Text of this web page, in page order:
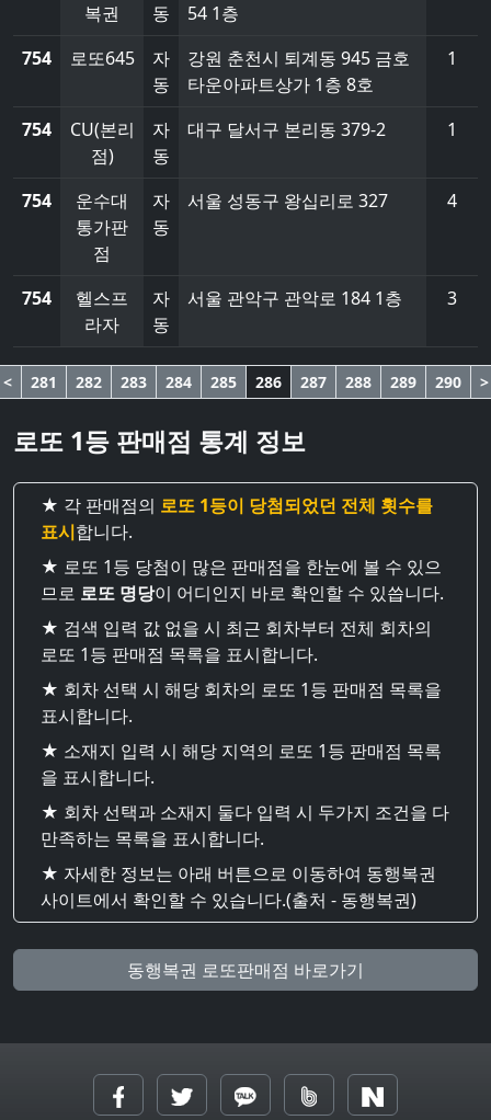
복권
동
54 1층
754 로또645
자
동
강원 춘천시 퇴계동 945 금호
타운아파트상가 1층 8호
1
754
CU(본리
점)
자
동
대구 달서구 본리동 379-2 1
754
운수대
통가판
점
자
동
서울 성동구 왕십리로 327 4
754
헬스프
라자
자
동
서울 관악구 관악로 184 1층 3
< 281 282 283 284 285 286 287 288 289 290 >
로또 1등 판매점 통계 정보
★ 각 판매점의 로또 1등이 당첨되었던 전체 횟수를
표시합니다.
★ 로또 1등 당첨이 많은 판매점을 한눈에 볼 수 있으
므로 로또 명당이 어디인지 바로 확인할 수 있씁니다.
★ 검색 입력 값 없을 시 최근 회차부터 전체 회차의
로또 1등 판매점 목록을 표시합니다.
★ 회차 선택 시 해당 회차의 로또 1등 판매점 목록을
표시합니다.
★ 소재지 입력 시 해당 지역의 로또 1등 판매점 목록
을 표시합니다.
★ 회차 선택과 소재지 둘다 입력 시 두가지 조건을 다
만족하는 목록을 표시합니다.
★ 자세한 정보는 아래 버튼으로 이동하여 동행복권
사이트에서 확인할 수 있습니다.(출처 - 동행복권)
동행복권 로또판매점 바로가기